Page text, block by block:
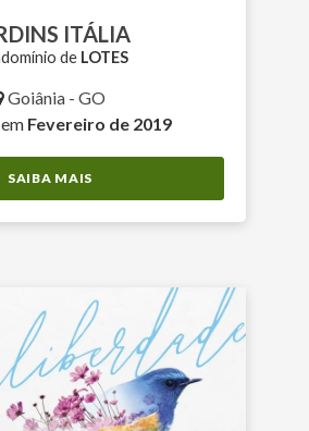
ITÁLIA
de LOTES
Goiânia - GO
Fevereiro de 2019
SAIBA MAIS